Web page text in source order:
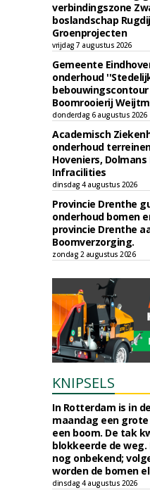
verbindingszone
boslandschap
Groenprojecten
vrijdag 7 augustus 2026
Gemeente
onderhoud
Boomrooierij
donderdag 6 augustus 2026
Academisch
onderhoud
Hoveniers,
Infracilities
dinsdag 4 augustus 2026
Provincie Drenthe
onderhoud bomen
provincie Drenthe
Boomverzorging.
zondag 2 augustus 2026
KNIPSELS
In Rotterdam is in
maandag een
een boom. De tak
blokkeerde de
nog onbekend;
worden de bomen
dinsdag 4 augustus 2026